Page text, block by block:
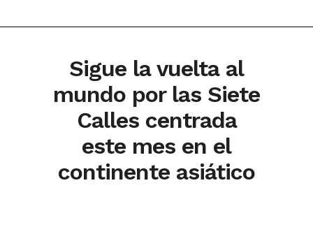
Sigue la vuelta al
mundo por las Siete
Calles centrada
este mes en el
continente asiático